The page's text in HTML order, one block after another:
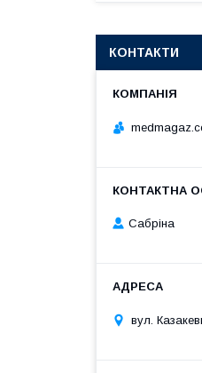
КОНТАКТИ
Сабріна
вул.